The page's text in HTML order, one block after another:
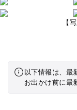
【
以下情報は、最
お出かけ前に最